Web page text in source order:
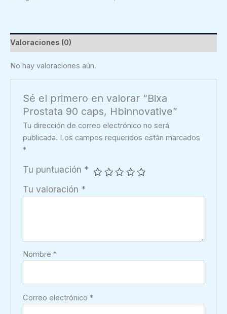
caps,
Valoraciones (0)
No hay valoraciones aún.
Sé el primero en valorar “Bixa
Prostata 90 caps, Hbinnovative”
Tu dirección de correo electrónico no será
publicada. Los campos requeridos están marcados
*
Tu puntuación *
Tu valoración *
Nombre*
Correo electrónico*